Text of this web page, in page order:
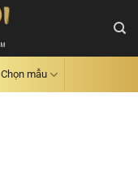
Chọn mẫu